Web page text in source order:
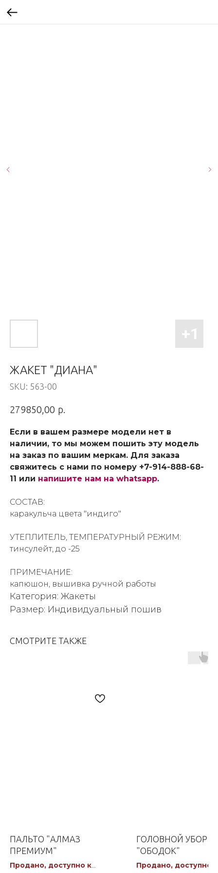
ЖАКЕТ "ДИАНА"
SKU: 563-00
279850,00 р.
Если в вашем размере модели нет в
наличии, то мы можем пошить эту модель
на заказ по вашим меркам. Для заказа
свяжитесь с нами по номеру +7-914-888-68-
11 или напишите нам на whatsapp.
СОСТАВ:
каракульча цвета "индиго"
УТЕПЛИТЕЛЬ, ТЕМПЕРАТУРНЫЙ РЕЖИМ:
тинсулейт, до -25
ПРИМЕЧАНИЕ:
капюшон, вышивка ручной работы
Категория: Жакеты
Размер: Индивидуальный пошив
СМОТРИТЕ ТАКЖЕ
ПАЛЬТО "АЛМАЗ
ПРЕМИУМ"
Продано, доступно к
ГОЛОВНОЙ УБОР
"ОБОДОК"
Продано, доступно к